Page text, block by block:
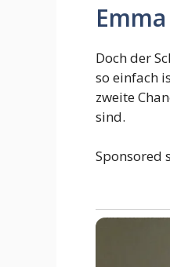
Doch der
so einfach
zweite
sind.
Sponsored